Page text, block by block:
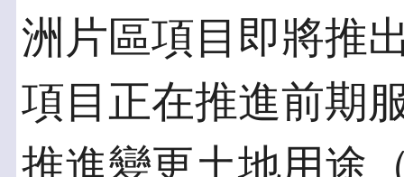
洲片區項目即將推
項目正在推進前期
推進變更土地用途